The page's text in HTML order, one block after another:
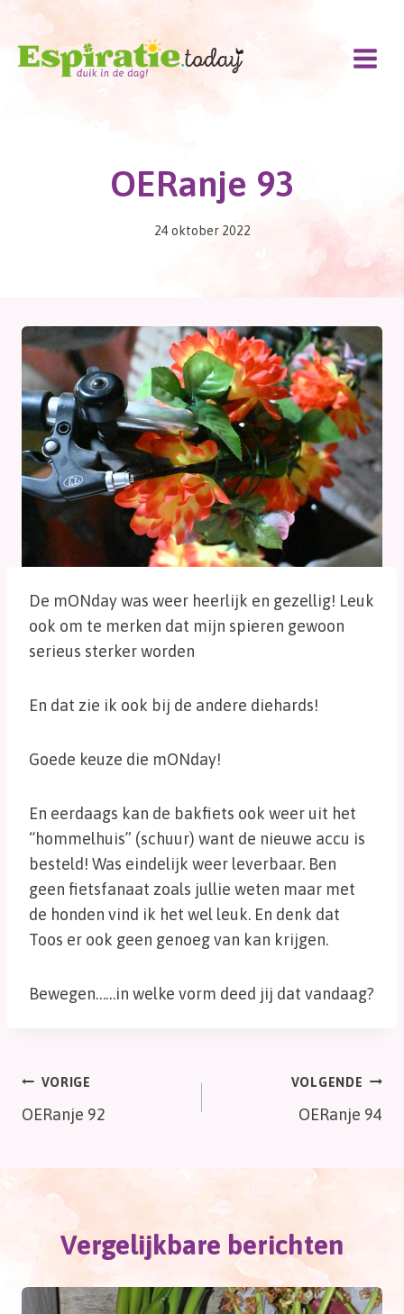
Doorgaan
inhoud
OERanje 93
24 oktober 2022
De mONday was weer heerlijk en gezellig! Leuk
ook om te merken dat mijn spieren gewoon
serieus sterker worden
En dat zie ik ook bij de andere diehards!
Goede keuze die mONday!
En eerdaags kan de bakfiets ook weer uit het
“hommelhuis” (schuur) want de nieuwe accu is
besteld! Was eindelijk weer leverbaar. Ben
geen fietsfanaat zoals jullie weten maar met
de honden vind ik het wel leuk. En denk dat
Toos er ook geen genoeg van kan krijgen.
Bewegen……in welke vorm deed jij dat vandaag?
Bericht
navigatie
VORIGE
OERanje 92
VOLGENDE
OERanje 94
Vergelijkbare berichten